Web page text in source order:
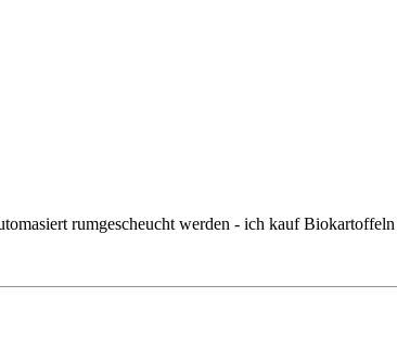
rumgescheucht werden - ich kauf Biokartoffeln